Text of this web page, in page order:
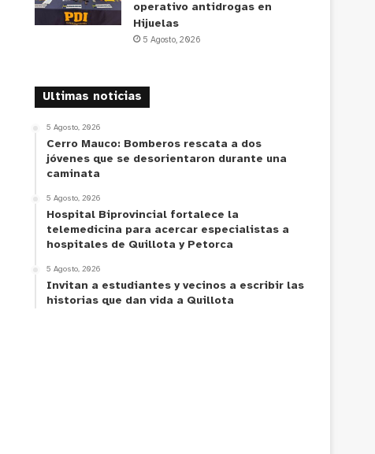
operativo antidrogas en
Hijuelas
5 Agosto, 2026
Ultimas noticias
5 Agosto, 2026
Cerro Mauco: Bomberos rescata a dos
jóvenes que se desorientaron durante una
caminata
5 Agosto, 2026
Hospital Biprovincial fortalece la
telemedicina para acercar especialistas a
hospitales de Quillota y Petorca
5 Agosto, 2026
Invitan a estudiantes y vecinos a escribir las
historias que dan vida a Quillota